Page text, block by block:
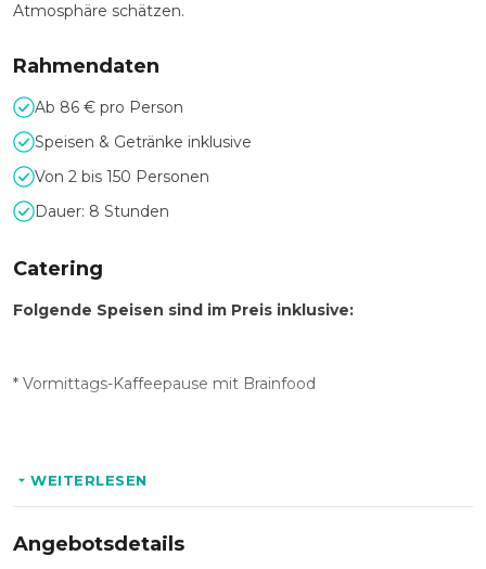
Atmosphäre schätzen.
Rahmendaten
Ab 86 € pro Person
Speisen & Getränke inklusive
Von 2 bis 150 Personen
Dauer: 8 Stunden
Catering
Folgende Speisen sind im Preis inklusive:
* Vormittags-Kaffeepause mit Brainfood
Bäckerei
WEITERLESEN
Angebotsdetails